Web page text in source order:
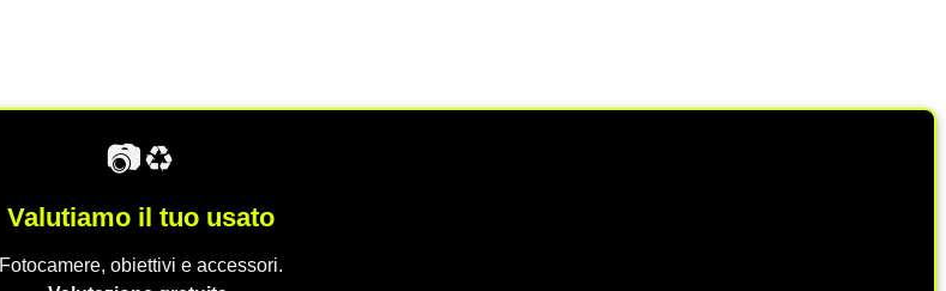
📷♻️
Valutiamo il tuo usato
Fotocamere, obiettivi e accessori.